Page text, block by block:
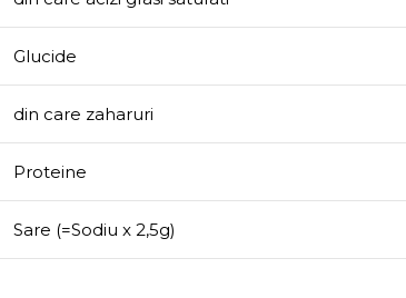
Glucide
din care zaharuri
Proteine
Sare (=Sodiu x 2,5g)